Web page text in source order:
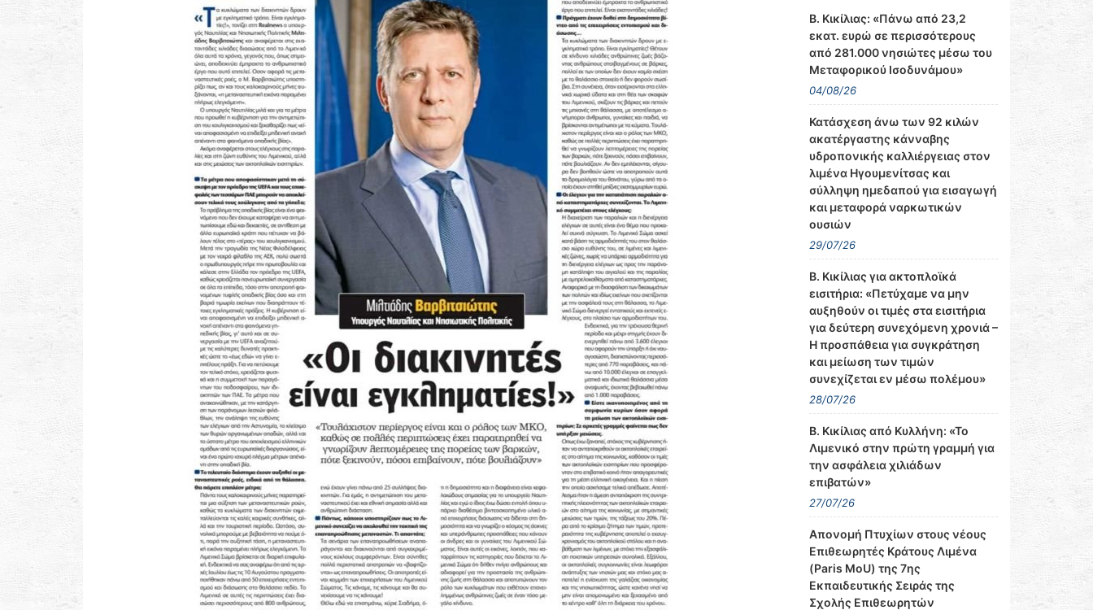
Β. Κικίλιας: «Πάνω από 23,2
εκατ. ευρώ σε περισσότερους
από 281.000 νησιώτες μέσω του
Μεταφορικού Ισοδυνάμου»
04/08/26
Κατάσχεση άνω των 92 κιλών
ακατέργαστης κάνναβης
υδροπονικής καλλιέργειας στον
λιμένα Ηγουμενίτσας και
σύλληψη ημεδαπού για εισαγωγή
και μεταφορά ναρκωτικών
ουσιών
29/07/26
Β. Κικίλιας για ακτοπλοϊκά
εισιτήρια: «Πετύχαμε να μην
αυξηθούν οι τιμές στα εισιτήρια
για δεύτερη συνεχόμενη χρονιά –
Η προσπάθεια για συγκράτηση
και μείωση των τιμών
συνεχίζεται εν μέσω πολέμου»
28/07/26
Β. Κικίλιας από Κυλλήνη: «Το
Λιμενικό στην πρώτη γραμμή για
την ασφάλεια χιλιάδων
επιβατών»
27/07/26
Απονομή Πτυχίων στους νέους
Επιθεωρητές Κράτους Λιμένα
(Paris MoU) της 7ης
Εκπαιδευτικής Σειράς της
Σχολής Επιθεωρητών